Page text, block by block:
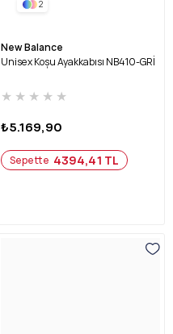
2
New Balance
Unisex Koşu Ayakkabısı NB410-GRİ
★ ★ ★ ★ ★
₺5.169,90
Sepette 4394,41 TL